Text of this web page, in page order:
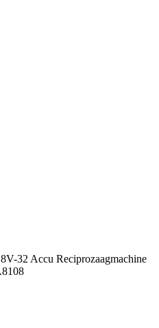
32 Accu Reciprozaagmachine